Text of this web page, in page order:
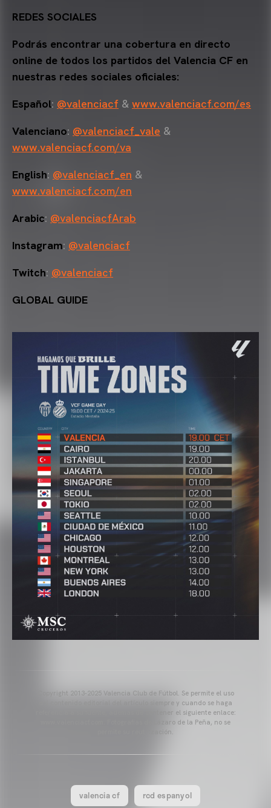
REDES SOCIALES
Podrás encontrar una cobertura en directo
online de todos los partidos del Valencia CF en
nuestras redes sociales oficiales:
Español: @valenciacf & www.valenciacf.com/es
Valenciano: @valenciacf_vale &
www.valenciacf.com/va
English: @valenciacf_en &
www.valenciacf.com/en
Arabic: @valenciacfArab
Instagram: @valenciacf
Twitch: @valenciacf
GLOBAL GUIDE
Copyright 2013-2025 Valencia Club de Fútbol. Se permite el uso
del contenido editorial del artículo siempre y cuando se haga
referencia a su fuente, además de contener el siguiente enlace:
www.valenciacf.com. Fotografías de Lázaro de la Peña, no se
permite su reutilización.
valencia cf rcd espanyol